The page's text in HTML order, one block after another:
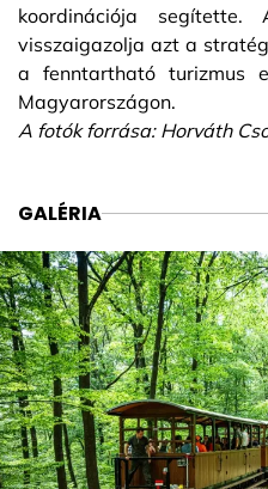
koordinációja segítette.
visszaigazolja azt a
a fenntartható turizmus
Magyarországon.
A fotók forrása: Horváth
GALÉRIA